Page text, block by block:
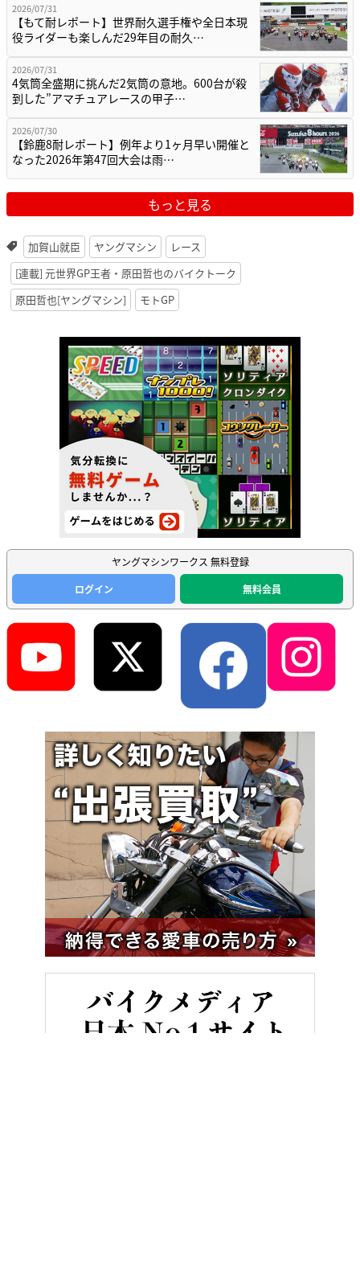
2026/07/31
【もて耐レポート】世界耐久選手権や全日本現
役ライダーも楽しんだ29年目の耐久…
2026/07/31
4気筒全盛期に挑んだ2気筒の意地。600台が殺
到した”アマチュアレースの甲子…
2026/07/30
【鈴鹿8耐レポート】例年より1ヶ月早い開催と
なった2026年第47回大会は雨…
もっと見る
加賀山就臣 ヤングマシン
レース
[連載] 元世界GP王者・原田哲也のバイクトーク
原田哲也[ヤングマシン]
モトGP
ヤングマシンワークス 無料登録
ログイン
無料会員